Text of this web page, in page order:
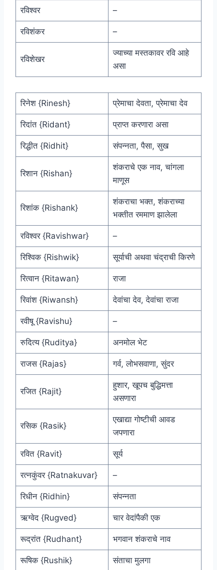
रविश्वर –
रविशंकर –
रविशेखर
ज्याच्या मस्तकावर रवि आहे
असा
रिनेश {Rinesh} प्रेमाचा देवता, प्रेमाचा देव
रिदांत {Ridant} प्राप्त करणारा असा
रिद्धीत {Ridhit} संपन्नता, पैसा, सुख
रिशान {Rishan}
शंकराचे एक नाव, चांगला
माणूस
रिशांक {Rishank}
शंकराचा भक्त, शंकराच्या
भक्तीत रममाण झालेला
रविश्वर {Ravishwar} –
रिश्विक {Rishwik} सूर्याची अथवा चंद्राची किरणे
रित्वान {Ritawan} राजा
रिवांश {Riwansh} देवांचा देव, देवांचा राजा
रवीषू {Ravishu} –
रुदित्य {Ruditya} अनमोल भेट
राजस {Rajas} गर्व, लोभसवाणा, सुंदर
रजित {Rajit}
हुशार, खूपच बुद्धिमत्ता
असणारा
रसिक {Rasik}
एखाद्या गोष्टीची आवड
जपणारा
रवित {Ravit} सूर्य
रत्नकुंवर {Ratnakuvar} –
रिधीन {Ridhin} संपन्नता
ऋग्वेद {Rugved} चार वेदांपैकी एक
रूद्रांत {Rudhant} भगवान शंकराचे नाव
रूषिक {Rushik} संताचा मुलगा